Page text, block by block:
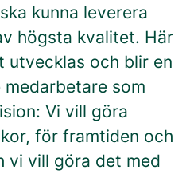
kunna leverera
högsta kvalitet. Här
utvecklas och blir en
som
Vi vill göra
för framtiden och
vi vill göra det med